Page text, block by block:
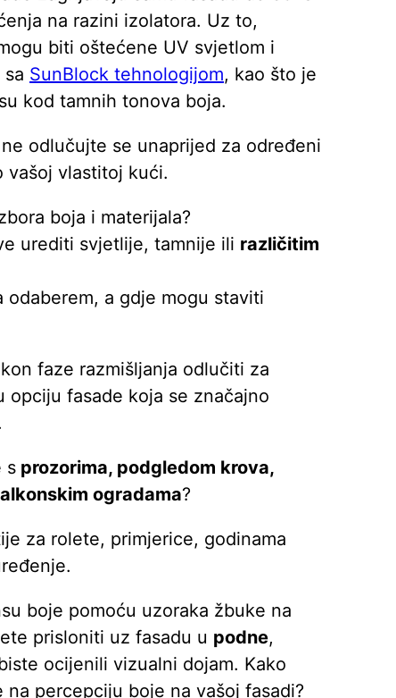
na razini izolatora. Uz to,
biti oštećene UV svjetlom i
SunBlock tehnologijom, kao što je
kod tamnih tonova boja.
odlučujte se unaprijed za određeni
vašoj vlastitoj kući.
boja i materijala?
urediti svjetlije, tamnije ili različitim
odaberem, a gdje mogu staviti
faze razmišljanja odlučiti za
fasade koja se značajno
s prozorima, podgledom krova,
ogradama?
za rolete, primjerice, godinama
boje pomoću uzoraka žbuke na
prisloniti uz fasadu u podne,
ocijenili vizualni dojam. Kako
percepciju boje na vašoj fasadi?